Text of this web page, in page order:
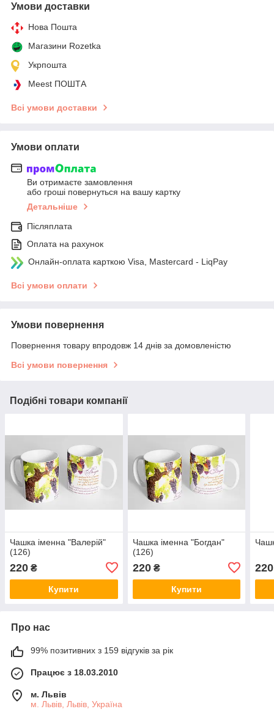
Умови доставки
Нова Пошта
Магазини Rozetka
Укрпошта
Meest ПОШТА
Всі умови доставки
Умови оплати
Ви отримаєте замовлення
або гроші повернуться на вашу картку
Детальніше
Післяплата
Оплата на рахунок
Онлайн-оплата карткою Visa, Mastercard - LiqPay
Всі умови оплати
Умови повернення
Повернення товару впродовж 14 днів за домовленістю
Всі умови повернення
Подібні товари компанії
Чашка іменна "Валерій"
(126)
220 ₴
Купити
Чашка іменна "Богдан"
(126)
220₴
Купити
220
Про нас
99% позитивних з 159 відгуків за рік
Працює з 18.03.2010
м. Львів
м. Львів, Львів, Україна